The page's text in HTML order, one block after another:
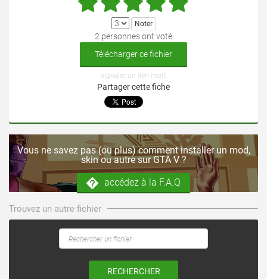
2 personnes ont voté
Télécharger ce fichier
signaler un lien mort
Partager cette fiche
Vous ne savez pas (ou plus) comment installer un mod,
skin ou autre sur GTA V ?
accédez à la F.A.Q
Trouvez un autre fichier
RECHERCHER